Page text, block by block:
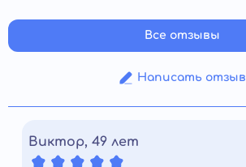
Написать отзыв
Все отзывы
Виктор, 49 лет